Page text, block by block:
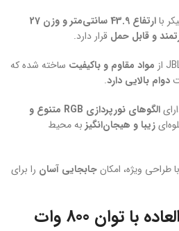
با
ارتفاع 43.9 سانتی‌متر و وزن 27
و قابل حمل قرار دارد.
مواد مقاوم و باکیفیت ساخته شده که
دوام بالایی دارد.
الگوهای نورپردازی RGB متنوع و
زیبا و هیجان‌انگیز به محیط
با طراحی ویژه، امکانجابجایی آسان را برای
توان 800 وات